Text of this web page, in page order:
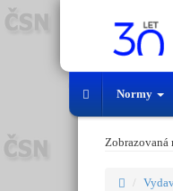
Normy
Zobrazovaná